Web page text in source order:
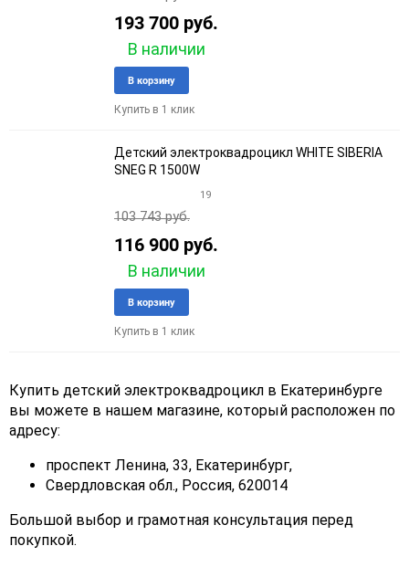
193 700 руб.
В наличии
В корзину
Купить в 1 клик
Детский электроквадроцикл WHITE SIBERIA
SNEG R 1500W
19
103 743 руб.
116 900 руб.
В наличии
В корзину
Купить в 1 клик
Купить детский электроквадроцикл в Екатеринбурге
вы можете в нашем магазине, который расположен по
адресу:
проспект Ленина, 33, Екатеринбург,
Свердловская обл., Россия, 620014
Большой выбор и грамотная консультация перед
покупкой.